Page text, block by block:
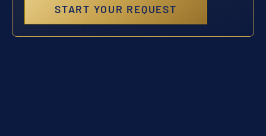
START YOUR REQUEST